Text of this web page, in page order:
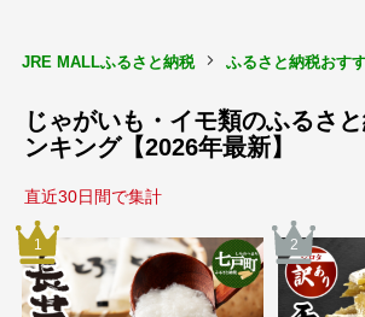
JRE MALLふるさと納税 ふるさと納税おす
じゃがいも・イモ類のふるさ
ンキング【2026年最新】
直近30日間で集計
1 2